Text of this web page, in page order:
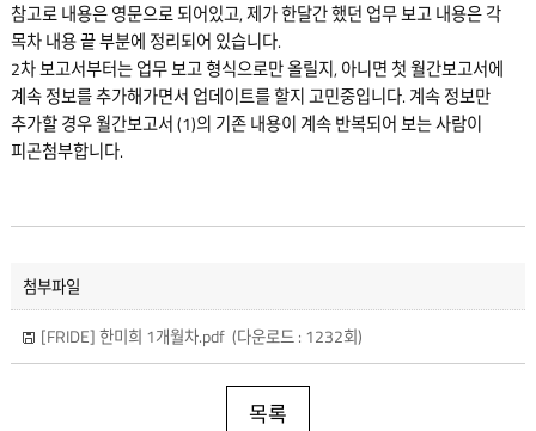
참고로 내용은 영문으로 되어있고, 제가 한달간 했던 업무 보고 내용은 각
목차 내용 끝 부분에 정리되어 있습니다.
2차 보고서부터는 업무 보고 형식으로만 올릴지, 아니면 첫 월간보고서에
계속 정보를 추가해가면서 업데이트를 할지 고민중입니다. 계속 정보만
추가할 경우 월간보고서 (1)의 기존 내용이 계속 반복되어 보는 사람이
피곤첨부합니다.
첨부파일
[FRIDE] 한미희 1개월차.pdf (다운로드 : 1232회)
목록